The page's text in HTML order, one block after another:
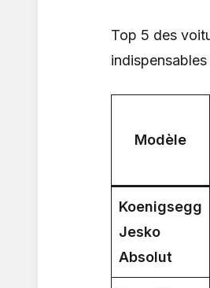
Top 5 des
indispensables
Modèle
Koenigsegg
Jesko
Absolut